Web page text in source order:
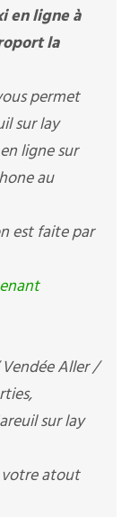
en ligne à
la
permet
sur lay
ligne sur
au
est faite par
Aller /
sur lay
votre atout